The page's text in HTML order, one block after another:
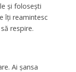
și folosești
îți reamintesc
respire.
Ai șansa